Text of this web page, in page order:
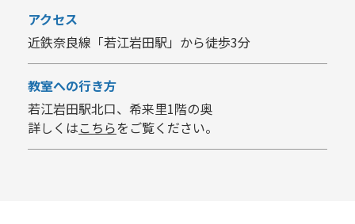
アクセス
近鉄奈良線「若江岩田駅」から徒歩3分
教室への行き方
若江岩田駅北口、希来里1階の奥
詳しくはこちらをご覧ください。